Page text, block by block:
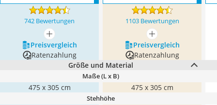
742 Bewertungen 1103 Bewertungen
mehr anzeigen
mehr anzeigen
Preis­vergleich
Preis­vergleich
Ratenzahlung
Ratenzahlung
Größe und Material
Maße (L x B)
475 x 305 cm 475 x 305 cm
Stehhöhe